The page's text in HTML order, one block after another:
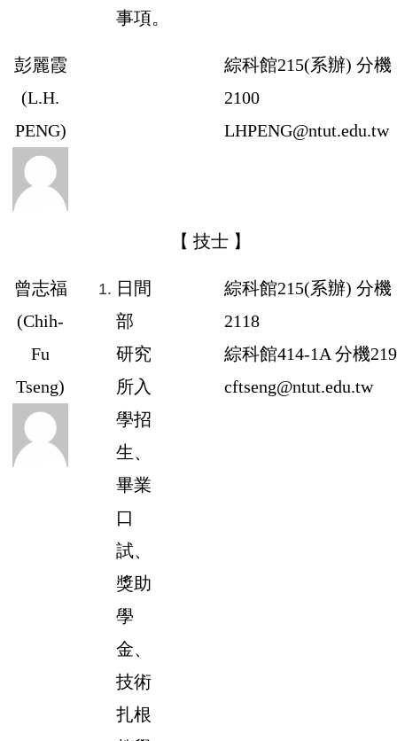
事項。
彭麗霞
(L.H.
PENG)
綜科館215(系辦) 分機
2100
LHPENG@ntut.edu.tw
【 技士 】
曾志福
(Chih-
Fu
Tseng)
日間
部
研究
所入
學招
生、
畢業
口
試、
獎助
學
金、
技術
扎根
綜科館215(系辦) 分機
2118
綜科館414-1A 分機
cftseng@ntut.edu.tw